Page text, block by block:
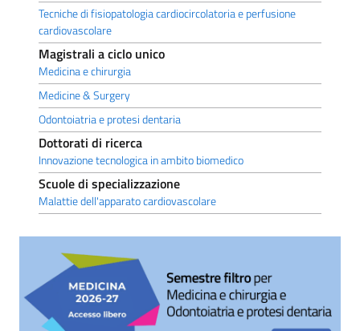
Tecniche di fisiopatologia cardiocircolatoria e perfusione
cardiovascolare
Magistrali a ciclo unico
Medicina e chirurgia
Medicine & Surgery
Odontoiatria e protesi dentaria
Dottorati di ricerca
Innovazione tecnologica in ambito biomedico
Scuole di specializzazione
Malattie dell'apparato cardiovascolare